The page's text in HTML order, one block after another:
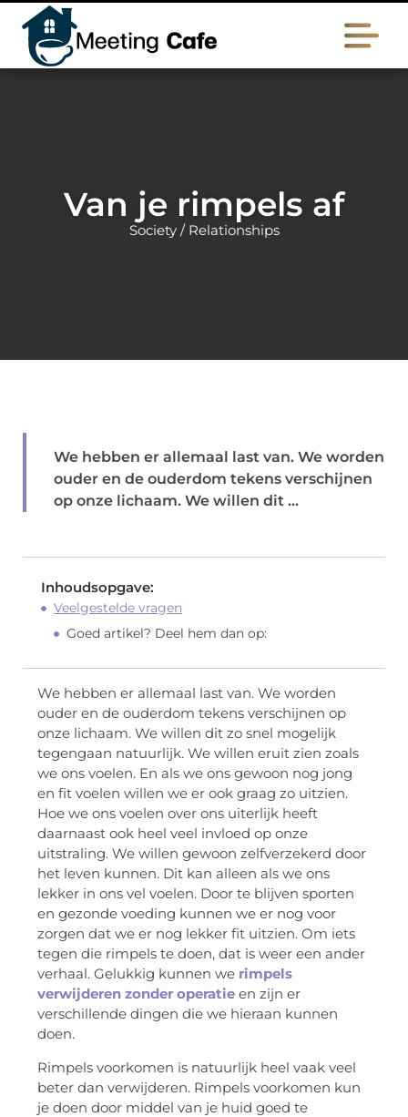
Van je rimpels af
Society / Relationships
We hebben er allemaal last van. We worden
ouder en de ouderdom tekens verschijnen
op onze lichaam. We willen dit ...
Inhoudsopgave:
Veelgestelde vragen
Goed artikel? Deel hem dan op:
We hebben er allemaal last van. We worden
ouder en de ouderdom tekens verschijnen op
onze lichaam. We willen dit zo snel mogelijk
tegengaan natuurlijk. We willen eruit zien zoals
we ons voelen. En als we ons gewoon nog jong
en fit voelen willen we er ook graag zo uitzien.
Hoe we ons voelen over ons uiterlijk heeft
daarnaast ook heel veel invloed op onze
uitstraling. We willen gewoon zelfverzekerd door
het leven kunnen. Dit kan alleen als we ons
lekker in ons vel voelen. Door te blijven sporten
en gezonde voeding kunnen we er nog voor
zorgen dat we er nog lekker fit uitzien. Om iets
tegen die rimpels te doen, dat is weer een ander
verhaal. Gelukkig kunnen we rimpels
verwijderen zonder operatie en zijn er
verschillende dingen die we hieraan kunnen
doen.
Rimpels voorkomen is natuurlijk heel vaak veel
beter dan verwijderen. Rimpels voorkomen kun
je doen door middel van je huid goed te